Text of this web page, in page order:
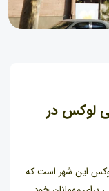
لوکس در
این شهر است که